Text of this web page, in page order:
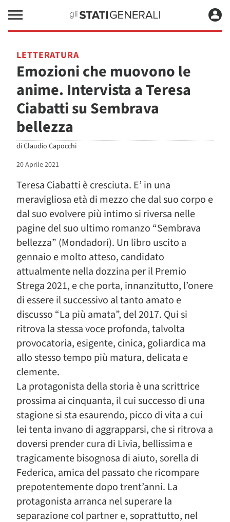
LETTERATURA
Emozioni che muovono le
anime. Intervista a Teresa
Ciabatti su Sembrava
bellezza
diClaudio Capocchi
20 Aprile 2021
Teresa Ciabatti è cresciuta. E’ in una
meravigliosa età di mezzo che dal suo corpo e
dal suo evolvere più intimo si riversa nelle
pagine del suo ultimo romanzo “Sembrava
bellezza” (Mondadori). Un libro uscito a
gennaio e molto atteso, candidato
attualmente nella dozzina per il Premio
Strega 2021, e che porta, innanzitutto, l’onere
di essere il successivo al tanto amato e
discusso “La più amata”, del 2017. Qui si
ritrova la stessa voce profonda, talvolta
provocatoria, esigente, cinica, goliardica ma
allo stesso tempo più matura, delicata e
clemente.
La protagonista della storia è una scrittrice
prossima ai cinquanta, il cui successo di una
stagione si sta esaurendo, picco di vita a cui
lei tenta invano di aggrapparsi, che si ritrova a
doversi prender cura di Livia, bellissima e
tragicamente bisognosa di aiuto, sorella di
Federica, amica del passato che ricompare
prepotentemente dopo trent’anni. La
protagonista arranca nel superare la
separazione col partner e, soprattutto, nel